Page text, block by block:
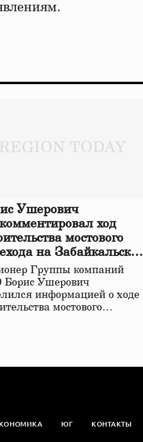
Ушерович
ход
мостового
на Забайкальской
дороге
Группы компаний
Борис Ушерович
информацией о ходе
мостового…
ЮГ КОНТАКТЫ